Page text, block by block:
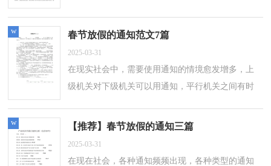
心整理的防暑降温通知3篇，欢迎大家分享。...
春节放假的通知范文7篇
2025-03-31
在现实社会中，需要使用通知的情境愈发增多，上
级机关对下级机关可以用通知，平行机关之间有时
恰当的通知呢？以下是小编收集整理的春节...
w
【推荐】春节放假的通知三篇
2025-03-31
在现在社会，各种通知频频出现，各种类型的通知
w